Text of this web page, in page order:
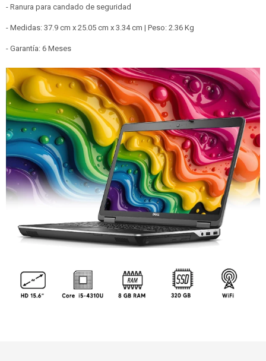
- Ranura para candado de seguridad
- Medidas: 37.9 cm x 25.05 cm x 3.34 cm | Peso: 2.36 Kg
- Garantía: 6 Meses